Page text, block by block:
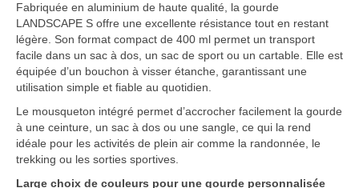
Fabriquée en aluminium de haute qualité, la gourde
LANDSCAPE S offre une excellente résistance tout en restant
légère. Son format compact de 400 ml permet un transport
facile dans un sac à dos, un sac de sport ou un cartable. Elle est
équipée d’un bouchon à visser étanche, garantissant une
utilisation simple et fiable au quotidien.
Le mousqueton intégré permet d’accrocher facilement la gourde
à une ceinture, un sac à dos ou une sangle, ce qui la rend
idéale pour les activités de plein air comme la randonnée, le
trekking ou les sorties sportives.
Large choix de couleurs pour une gourde personnalisée